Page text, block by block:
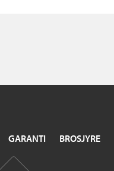
GARANTI BROSJYRE